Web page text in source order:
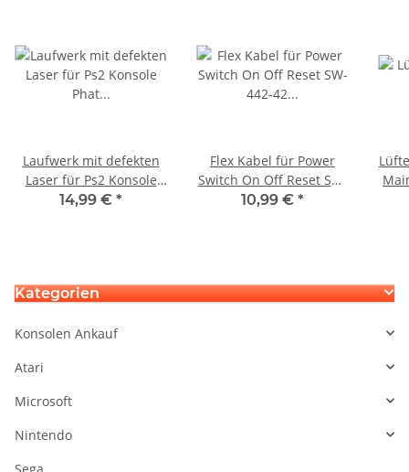
Laufwerk mit defekten
Laser für Ps2 Konsole
Phat SCPH 30004R
14,99 € *
Flex Kabel für Power
Switch On Off Reset SW-
442-42 für Ps2 Slim10,99 € *
Kategorien
Konsolen Ankauf
Atari
Microsoft
Nintendo